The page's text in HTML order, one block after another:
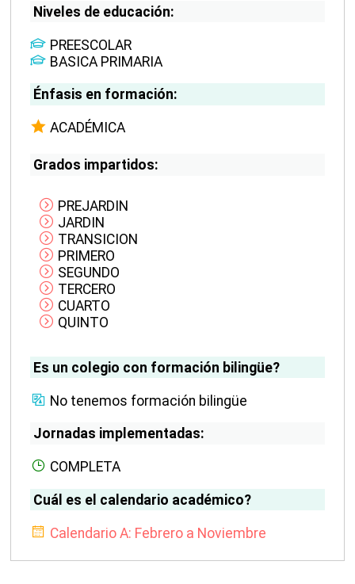
Niveles de educación:
PREESCOLAR
BASICA PRIMARIA
Énfasis en formación:
ACADÉMICA
Grados impartidos:
PREJARDIN
JARDIN
TRANSICION
PRIMERO
SEGUNDO
TERCERO
CUARTO
QUINTO
Es un colegio con formación bilingüe?
No tenemos formación bilingüe
Jornadas implementadas:
COMPLETA
Cuál es el calendario académico?
Calendario A: Febrero a Noviembre